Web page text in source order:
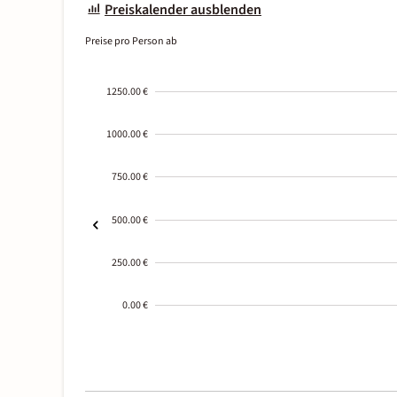
Preiskalender ausblenden
Preise pro Person ab
1250.00 €
1000.00 €
750.00 €
500.00 €
250.00 €
0.00 €
01-02